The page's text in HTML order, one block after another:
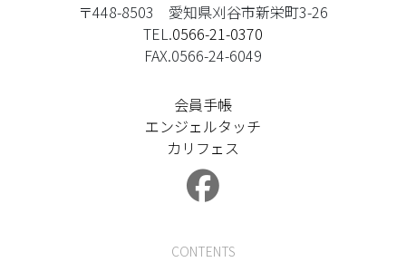
〒448-8503 愛知県刈谷市新栄町3-26
TEL.0566-21-0370
FAX.0566-24-6049
会員手帳
エンジェルタッチ
カリフェス
CONTENTS